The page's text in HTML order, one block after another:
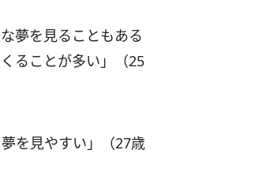
夢を見ることもある
ることが多い」（25
を見やすい」（27歳